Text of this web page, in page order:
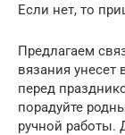
Если нет, то
Предлагаем
вязания унесет
перед
порадуйте
ручной работы.